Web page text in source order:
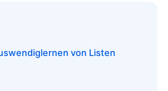
von Listen